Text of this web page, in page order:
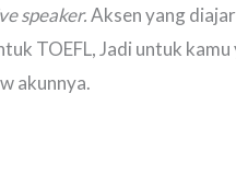
speaker.Aksen yang
TOEFL, Jadi untuk
akunnya.